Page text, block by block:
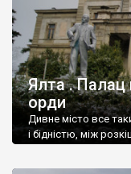
Ялта . Палац
орди
Дивне місто все
і бідністю, між